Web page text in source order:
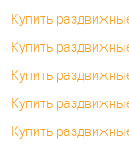
Купить
Купить
Купить
Купить
Купить